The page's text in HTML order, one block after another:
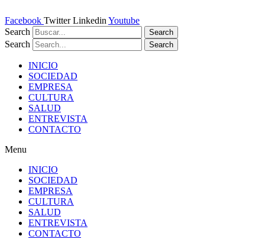
al
contenido
Facebook Twitter Linkedin Youtube
Search
Search
Search Search
INICIO
SOCIEDAD
EMPRESA
CULTURA
SALUD
ENTREVISTA
CONTACTO
Menu
INICIO
SOCIEDAD
EMPRESA
CULTURA
SALUD
ENTREVISTA
CONTACTO